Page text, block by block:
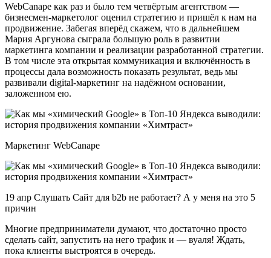
WebCanape как раз и было тем четвёртым агентством —
бизнесмен-маркетолог оценил стратегию и пришёл к нам на
продвижение. Забегая вперёд скажем, что в дальнейшем
Мария Аргунова сыграла большую роль в развитии
маркетинга компании и реализации разработанной стратегии.
В том числе эта открытая коммуникация и включённость в
процессы дала возможность показать результат, ведь мы
развивали digital-маркетинг на надёжном основании,
заложенном ею.
Маркетинг WebCanape
19 апр Слушать Сайт для b2b не работает? А у меня на это 5
причин
Многие предприниматели думают, что достаточно просто
сделать сайт, запустить на него трафик и — вуаля! Ждать,
пока клиенты выстроятся в очередь.